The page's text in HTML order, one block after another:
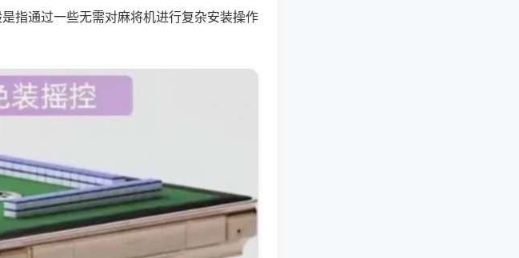
指通过一些无需对麻将机进行复杂安装操作